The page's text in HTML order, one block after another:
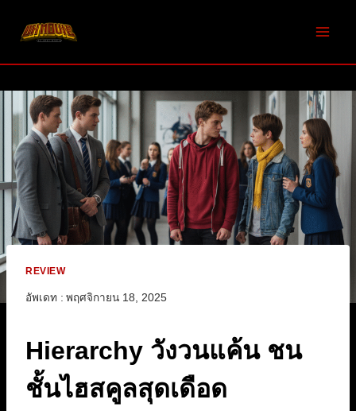
REVIEW
อัพเดท : พฤศจิกายน 18, 2025
Hierarchy วังวนแค้น ชน
ชั้นไฮสคูลสุดเดือด